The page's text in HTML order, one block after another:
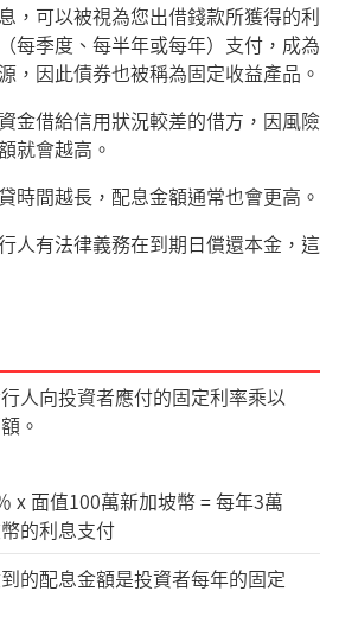
，可以被視為您出借錢款所獲得的利
每季度、每半年或每年）支付，成為
，因此債券也被稱為固定收益產品。
金借給信用狀況較差的借方，因風險
就會越高。
時間越長，配息金額通常也會更高。
人有法律義務在到期日償還本金，這
人向投資者應付的固定利率乘以
。
x 面值100萬新加坡幣 = 每年3萬
的利息支付
的配息金額是投資者每年的固定